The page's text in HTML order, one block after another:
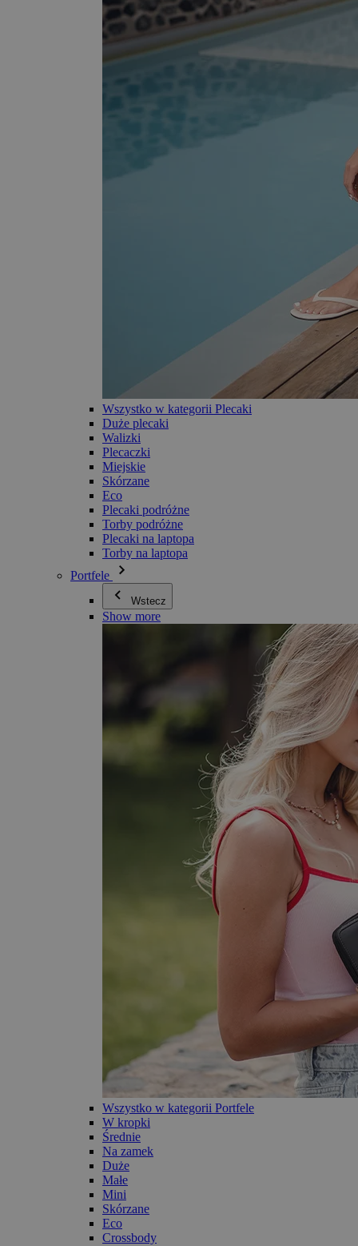
Wszystko w kategorii Plecaki
Duże plecaki
Walizki
Plecaczki
Miejskie
Skórzane
Eco
Plecaki podróżne
Torby podróżne
Plecaki na laptopa
Torby na laptopa
Portfele
Wstecz
Show more
Wszystko w kategorii Portfele
W kropki
Średnie
Na zamek
Duże
Małe
Mini
Skórzane
Eco
Crossbody